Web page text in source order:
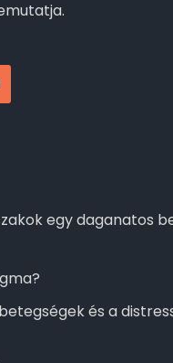
egy daganatos
és a